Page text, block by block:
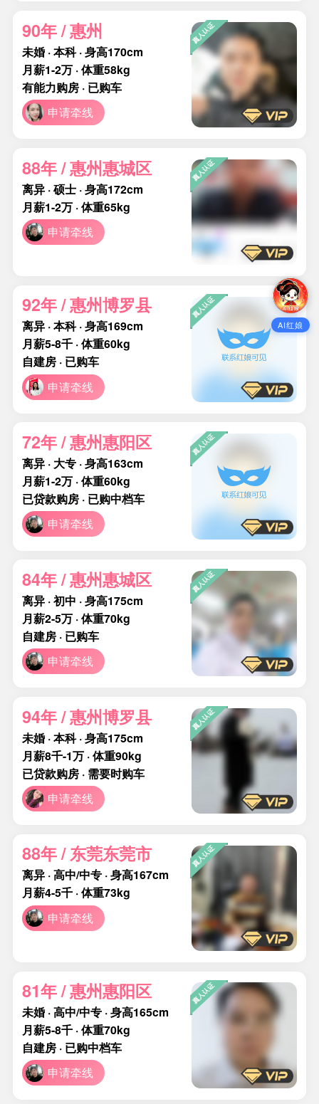
90年 / 惠州
未婚 · 本科 · 身高170cm
月薪1-2万 · 体重58kg
有能力购房 · 已购车
申请牵线
88年 / 惠州惠城区
离异 · 硕士 · 身高172cm
月薪1-2万 · 体重65kg
申请牵线
92年 / 惠州博罗县
离异 · 本科 · 身高169cm
月薪5-8千 · 体重60kg
自建房 · 已购车
申请牵线
72年 / 惠州惠阳区
离异 · 大专 · 身高163cm
月薪1-2万 · 体重60kg
已贷款购房 · 已购中档车
申请牵线
84年 / 惠州惠城区
离异 · 初中 · 身高175cm
月薪2-5万 · 体重70kg
自建房 · 已购车
申请牵线
94年 / 惠州博罗县
未婚 · 本科 · 身高175cm
月薪8千-1万 · 体重90kg
已贷款购房 · 需要时购车
申请牵线
88年 / 东莞东莞市
离异 · 高中/中专 · 身高167cm
月薪4-5千 · 体重73kg
申请牵线
81年 / 惠州惠阳区
未婚 · 高中/中专 · 身高165cm
月薪5-8千 · 体重70kg
自建房 · 已购中档车
申请牵线
AI红娘